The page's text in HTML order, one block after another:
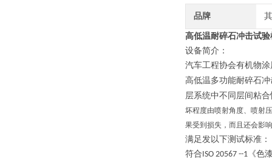
品牌
高低温耐碎石冲击试验
设备简介：
汽车工程协会有机物
高低温多功能耐碎石
层系统中不同层间粘
坏程度由喷射角度、喷射
果受到损失，而且还会影
满足发以下测试标准：
符合ISO 20567 --1 《色